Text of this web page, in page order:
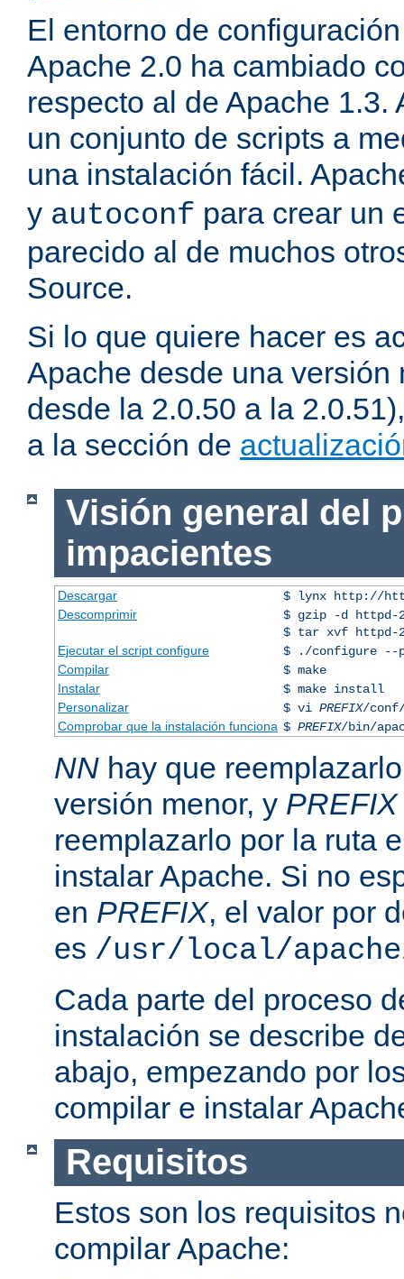
El entorno de
Apache 2.0 ha cambiado
respecto al de Apache 1.3.
un conjunto de scripts a
una instalación fácil.
y autoconf para crear un
parecido al de muchos
Source.
Si lo que quiere hacer es
Apache desde una versión
desde la 2.0.50 a la
a la sección de
Visión general del
impacientes
Descargar
$ lynx http://
Descomprimir
$ gzip -d httpd-
$ tar xvf httpd-
Ejecutar el script configure
$ ./configure --
Compilar
$ make
Instalar
$ make install
Personalizar
$ vi PREFIX/conf/
Comprobar que la instalación funciona $ PREFIX/bin/
NN hay que
versión menor, y PREFIX
reemplazarlo por la ruta
instalar Apache. Si no
en PREFIX, el valor por
es /usr/local/
Cada parte del proceso
instalación se describe
abajo, empezando por
compilar e instalar
Requisitos
Estos son los requisitos
compilar Apache: